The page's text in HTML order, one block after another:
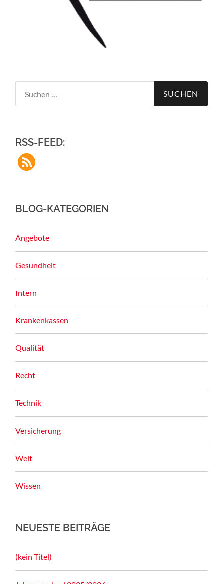
RSS-FEED:
BLOG-KATEGORIEN
Angebote
Gesundheit
Intern
Krankenkassen
Qualität
Recht
Technik
Versicherung
Welt
Wissen
NEUESTE BEITRÄGE
(kein Titel)